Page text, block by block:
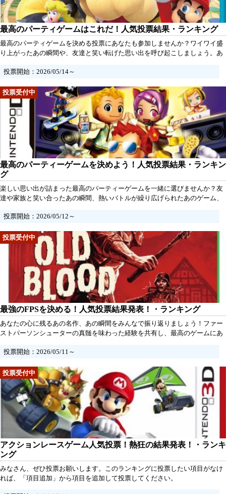
最高のパーティゲームはこれだ！人気投票結果・ランキング
最高のパーティゲームを決める投票にあなたも参加しませんか？ワイワイ盛
り上がったあの瞬間や、友達と笑い転げた思い出を呼び起こしましょう。あ
今すぐ投票して、最高のパーティゲームをみんなで見つけよう！
投票開始：2026/05/14～
最高のパーティーゲームを決めよう！人気投票結果・ランキン
グ
楽しい思い出が詰まった最高のパーティーゲームを一緒に選びませんか？友
達や家族と笑い合ったあの瞬間、熱いバトルが繰り広げられたあのゲーム、
パーティーゲームを決定しましょう！投票は簡単、あなたの熱い思いを届け
投票開始：2026/05/12～
最強のFPSを決める！人気投票結果発表！・ランキング
あなたの心に残るあの名作、あの瞬間をみんなで振り返りましょう！ファー
ストパーソンシューターの真髄を味わった経験を共有し、最高のゲームにあ
ーン、忘れられない思い出が詰まったタイトルが、果たしてどれなのか？あ
投票開始：2026/05/11～
アクションレースゲーム人気投票！熱狂の結果発表！・ランキ
ング
みなさん、ぜひ投票お願いします。このランキングに投票したい項目がなけ
れば、「項目追加」から項目を追加して投票してください。